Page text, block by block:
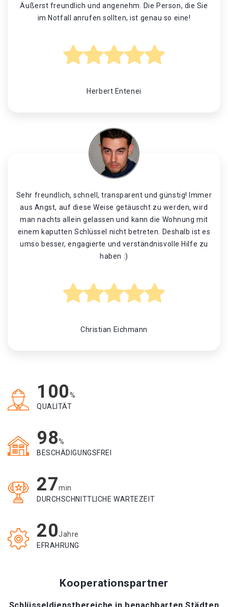
Äußerst freundlich und angenehm. Die Person, die Sie
im Notfall anrufen sollten, ist genau so eine!
Herbert Entenei
Sehr freundlich, schnell, transparent und günstig! Immer
aus Angst, auf diese Weise getäuscht zu werden, wird
man nachts allein gelassen und kann die Wohnung mit
einem kaputten Schlüssel nicht betreten. Deshalb ist es
umso besser, engagierte und verständnisvolle Hilfe zu
haben :)
Christian Eichmann
100%
QUALITÄT
98%
BESCHÄDIGUNGSFREI
27min
DURCHSCHNITTLICHE WARTEZEIT
20Jahre
EFRAHRUNG
Kooperationspartner